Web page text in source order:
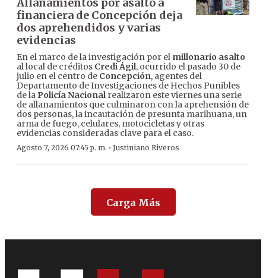
Allanamientos por asalto a
financiera de Concepción deja
dos aprehendidos y varias
evidencias
En el marco de la investigación por el millonario asalto
al local de créditos Credi Ágil, ocurrido el pasado 30 de
julio en el centro de Concepción, agentes del
Departamento de Investigaciones de Hechos Punibles
de la Policía Nacionalrealizaron este viernes una serie
de allanamientos que culminaron con la aprehensión de
dos personas, la incautación de presunta marihuana, un
arma de fuego, celulares, motocicletas y otras
evidencias consideradas clave para el caso.
Agosto 7, 2026 07:45 p. m. · Justiniano Riveros
Carga Más